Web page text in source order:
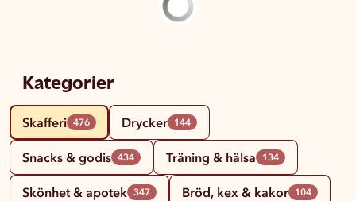
Kategorier
Skafferi 476 Drycker 144
Snacks & godis 434 Träning & hälsa 134
Skönhet & apotek 347 Bröd, kex & kakor 104